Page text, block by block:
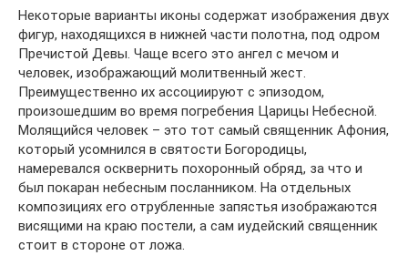
Некоторые варианты иконы содержат изображения двух
фигур, находящихся в нижней части полотна, под одром
Пречистой Девы. Чаще всего это ангел с мечом и
человек, изображающий молитвенный жест.
Преимущественно их ассоциируют с эпизодом,
произошедшим во время погребения Царицы Небесной.
Молящийся человек – это тот самый священник Афония,
который усомнился в святости Богородицы,
намеревался осквернить похоронный обряд, за что и
был покаран небесным посланником. На отдельных
композициях его отрубленные запястья изображаются
висящими на краю постели, а сам иудейский священник
стоит в стороне от ложа.